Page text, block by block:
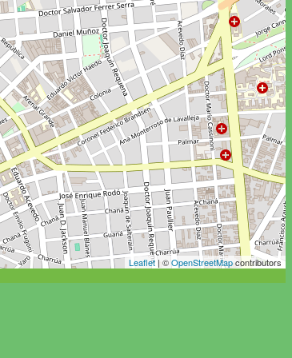
Leaflet | ©OpenStreetMapcontributors